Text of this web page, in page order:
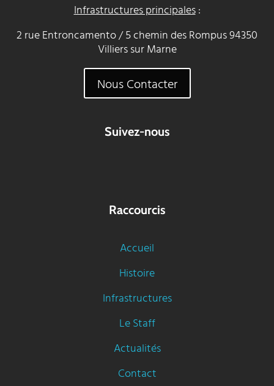
Infrastructures principales:
2 rue Entroncamento / 5 chemin des Rompus 94350
Villiers sur Marne
Nous Contacter
Suivez-nous
Raccourcis
Accueil
Histoire
Infrastructures
Le Staff
Actualités
Contact